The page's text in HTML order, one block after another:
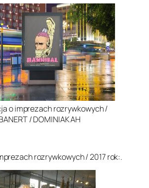
o imprezach rozrywkowych /
/ DOMINIAK AH
rozrywkowych / 2017 rok:.